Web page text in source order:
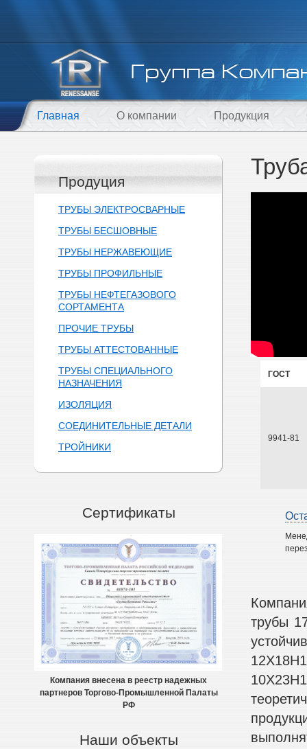
Главная О компании Продукция
Продуция
ТРУБЫ ЭЛЕКТРОСВАРНЫЕ
ТРУБЫ БЕСШОВНЫЕ
ТРУБЫ НЕРЖАВЕЮЩИЕ
ТРУБЫ ПРОФИЛЬНЫЕ
ТРУБЫ НЕФТЕГАЗОВОГО
СОРТАМЕНТА
ПРОЧИЕ ТРУБЫ
ТРУБЫ АТТЕСТОВАННЫЕ
ТРУБЫ СПЕЦИАЛЬНОГО
НАЗНАЧЕНИЯ
ИЗОЛЯЦИЯ
СОЕДИНИТЕЛЬНЫЕ ДЕТАЛИ
ТРОЙНИКИ
Сертификаты
Компания внесена в реестр надежных
партнеров Торгово-Промышленной Палаты
РФ
Наши объекты
ГОСТ
9941-81
трубы